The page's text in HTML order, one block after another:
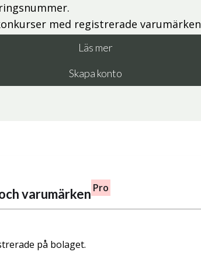
med registrerade
Läs mer
Skapa konto
varumärken Pro
på bolaget.